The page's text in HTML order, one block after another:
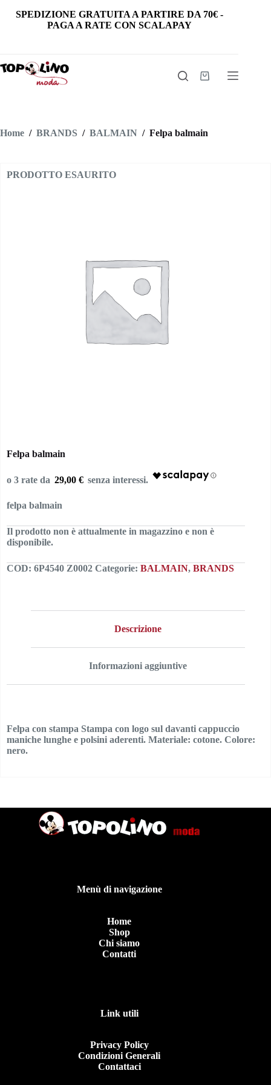
SPEDIZIONE GRATUITA A PARTIRE DA 70€ -
PAGA A RATE CON SCALAPAY
Carrello
Home / BRANDS / BALMAIN / Felpa balmain
PRODOTTO ESAURITO
Felpa balmain
29,00 €
felpa balmain
Il prodotto non è attualmente in magazzino e non è
disponibile.
COD: 6P4540 Z0002 Categorie: BALMAIN, BRANDS
Descrizione
Informazioni aggiuntive
Felpa con stampa Stampa con logo sul davanti cappuccio
maniche lunghe e polsini aderenti. Materiale: cotone. Colore:
nero.
Menù di navigazione
Home
Shop
Chi siamo
Contatti
Link utili
Privacy Policy
Condizioni Generali
Contattaci